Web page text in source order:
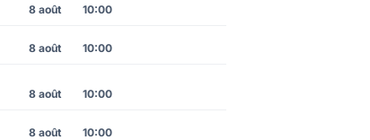
8 août 10:00
8 août 10:00
8 août 10:00
8 août 10:00